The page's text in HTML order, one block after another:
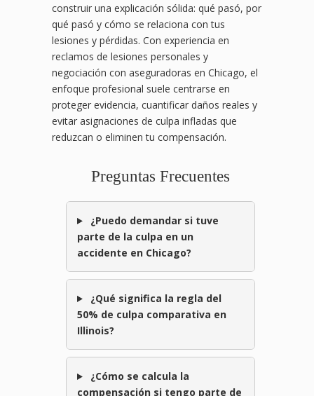
construir una explicación sólida: qué pasó, por
qué pasó y cómo se relaciona con tus
lesiones y pérdidas. Con experiencia en
reclamos de lesiones personales y
negociación con aseguradoras en Chicago, el
enfoque profesional suele centrarse en
proteger evidencia, cuantificar daños reales y
evitar asignaciones de culpa infladas que
reduzcan o eliminen tu compensación.
Preguntas Frecuentes
¿Puedo demandar si tuve
parte de la culpa en un
accidente en Chicago?
¿Qué significa la regla del
50% de culpa comparativa en
Illinois?
¿Cómo se calcula la
compensación si tengo parte de